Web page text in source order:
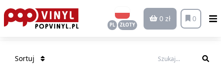
PL ZŁOTY
0 zł 0
Sortuj